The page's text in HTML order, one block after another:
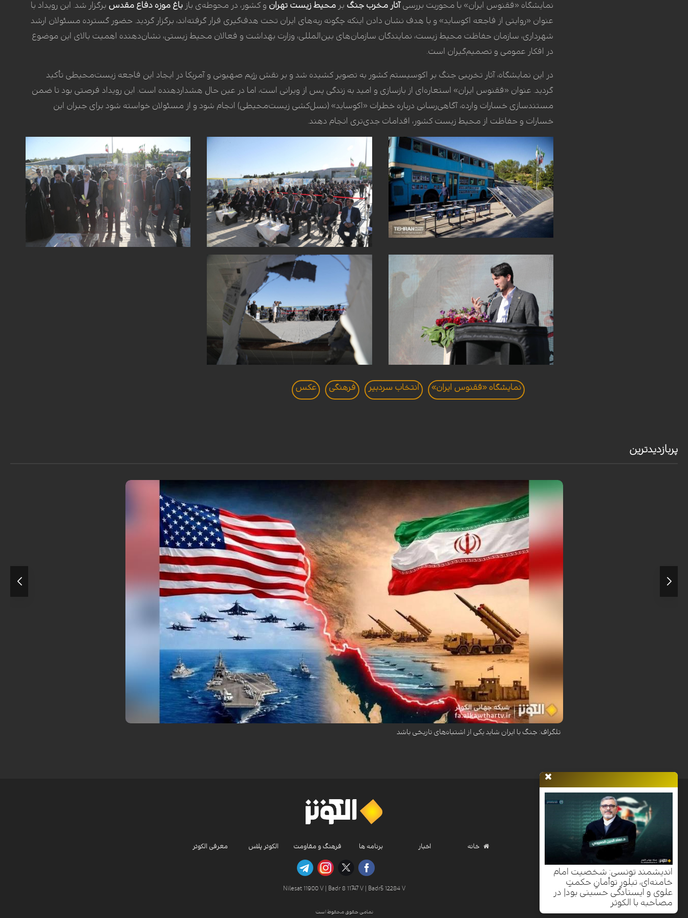
نمایشگاه «ققنوس ایران» با محوریت بررسیآثار مخرب جنگ بر محیط زیست تهران و کشور، در محوطه‌ی باز باغ موزه دفاع مقدس برگزار شد. این رویداد با
عنوان «روایتی از فاجعه اکوساید» و با هدف نشان دادن اینکه چگونه ریه‌های ایران تحت هدف‌گیری قرار گرفته‌اند، برگزار گردید. حضور گسترده مسئولان ارشد
شهرداری، سازمان حفاظت محیط زیست، نمایندگان سازمان‌های بین‌المللی، وزارت بهداشت و فعالان محیط زیستی، نشان‌دهنده اهمیت بالای این موضوع
در افکار عمومی و تصمیم‌گیران است.
در این نمایشگاه، آثار تخریبی جنگ بر اکوسیستم کشور به تصویر کشیده شد و بر نقش رژیم صهیونی و آمریکا در ایجاد این فاجعه زیست‌محیطی تأکید
گردید. عنوان «ققنوس ایران» استعاره‌ای از بازسازی و امید به زندگی پس از ویرانی است، اما در عین حال هشداردهنده است. این رویداد فرصتی بود تا ضمن
مستندسازی خسارات وارده، آگاهی‌رسانی درباره خطرات «اکوساید» (نسل‌کشی زیست‌محیطی) انجام شود و از مسئولان خواسته شود برای جبران این
خسارات و حفاظت از محیط زیست کشور، اقدامات جدی‌تری انجام دهند.
نمایشگاه «ققنوس ایران» انتخاب سردبير فرهنگی عکس
پربازدیدترین
روزنامه دیلی تلگراف در تحلیلی هشدار داده است که جنگ آمریکا و اسرائیل علیه ایران ممکن است به یکی از اشتباهات تاریخی تبدیل شود.
تلگراف: جنگ با ایران شاید یکی از اشتباه‌های تاریخی باشد
اندیشمند تونسی: شخصیت امام
خامنه‌ای، تبلورِ توأمانِ حکمتِ
علوی و ایستادگی حسینی بود| در
مصاحبه با الکوثر
خانه اخبار برنامه ها فرهنگ و مقاومت الکوثر پلاس معرفی الکوثر
Nilesat 11900 V | Badr 8 11747 V | Badr5 12284 V
تمامی حقوق محفوظ است